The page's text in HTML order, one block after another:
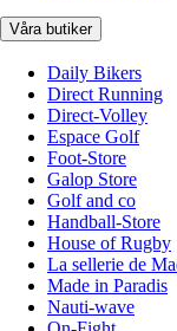
Våra butiker
Daily Bikers
Direct Running
Direct-Volley
Espace Golf
Foot-Store
Galop Store
Golf and co
Handball-Store
House of Rugby
La sellerie de
Made in Paradis
Nauti-wave